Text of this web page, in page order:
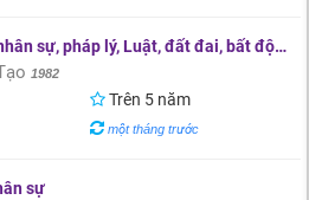
sự, pháp lý, Luật, đất đai, bất động sản
1982
Trên 5 năm
một tháng trước
sự